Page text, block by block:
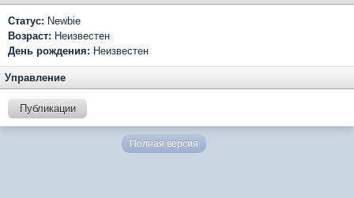
Статус: Newbie
Возраст: Неизвестен
День рождения: Неизвестен
Управление
Публикации
Полная версия